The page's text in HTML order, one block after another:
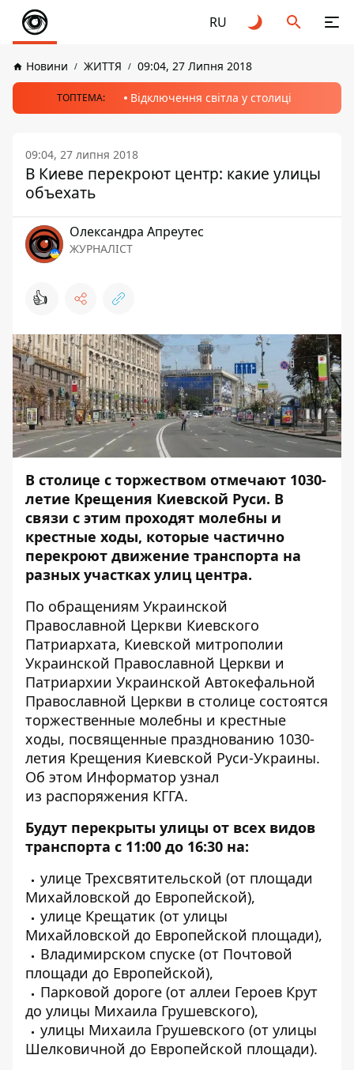
RU
Новини ЖИТТЯ 09:04, 27 Липня 2018
ТОПТЕМА: Відключення світла у столиці
09:04, 27 липня 2018
В Киеве перекроют центр: какие улицы
объехать
Олександра Апреутес
ЖУРНАЛІСТ
👍
В столице с торжеством отмечают 1030-
летие Крещения Киевской Руси. В
связи с этим проходят молебны и
крестные ходы, которые частично
перекроют движение транспорта на
разных участках улиц центра.
По обращениям Украинской
Православной Церкви Киевского
Патриархата, Киевской митрополии
Украинской Православной Церкви и
Патриархии Украинской Автокефальной
Православной Церкви в столице состоятся
торжественные молебны и крестные
ходы, посвященные празднованию 1030-
летия Крещения Киевской Руси-Украины.
Об этом Информатор узнал
из распоряжения КГГА.
Будут перекрыты улицы от всех видов
транспорта с 11:00 до 16:30 на:
улице Трехсвятительской (от площади
Михайловской до Европейской),
улице Крещатик (от улицы
Михайловской до Европейской площади),
Владимирском спуске (от Почтовой
площади до Европейской),
Парковой дороге (от аллеи Героев Крут
до улицы Михаила Грушевского),
улицы Михаила Грушевского (от улицы
Шелковичной до Европейской площади).